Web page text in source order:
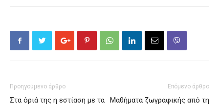
Προηγούμενο άρθρο
Στα όριά της η εστίαση με τα
Επόμενο άρθρο
Μαθήματα ζωγραφικής από τη